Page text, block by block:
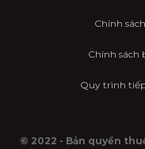
Chính
Chính sách
Quy trình
© 2022 - Bản quyền